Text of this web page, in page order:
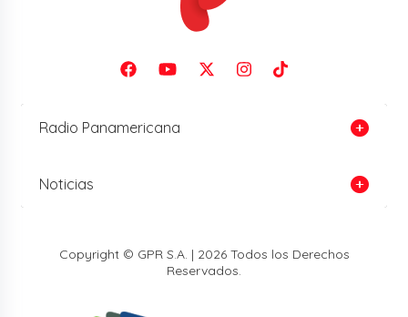
Radio Panamericana
Noticias
Copyright © GPR S.A. | 2026 Todos los Derechos
Reservados.